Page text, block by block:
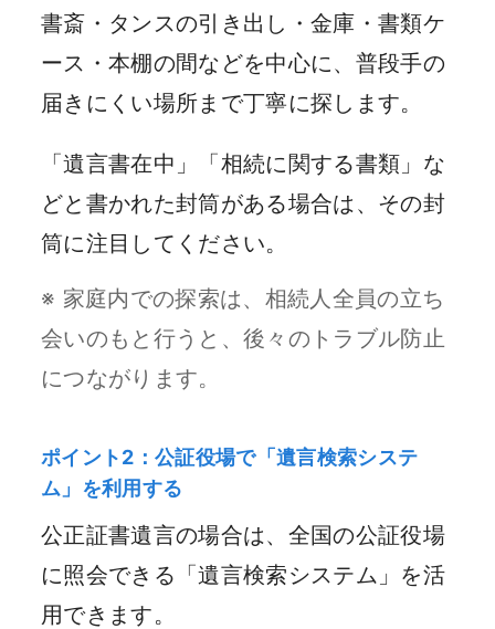
書斎・タンスの引き出し・金庫・書類ケ
ース・本棚の間などを中心に、普段手の
届きにくい場所まで丁寧に探します。
「遺言書在中」「相続に関する書類」な
どと書かれた封筒がある場合は、その封
筒に注目してください。
※ 家庭内での探索は、相続人全員の立ち
会いのもと行うと、後々のトラブル防止
につながります。
ポイント2：公証役場で「遺言検索システ
ム」を利用する
公正証書遺言の場合は、全国の公証役場
に照会できる「遺言検索システム」を活
用できます。